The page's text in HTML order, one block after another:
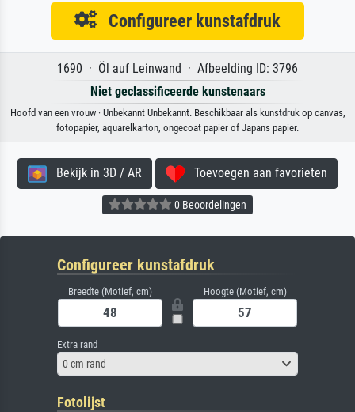
Configureer kunstafdruk
1690 · Öl auf Leinwand · Afbeelding ID: 3796
Niet geclassificeerde kunstenaars
Hoofd van een vrouw · Unbekannt Unbekannt. Beschikbaar als kunstdruk op canvas,
fotopapier, aquarelkarton, ongecoat papier of Japans papier.
Bekijk in 3D / AR Toevoegen aan favorieten
0 Beoordelingen
Configureer kunstafdruk
Breedte (Motief, cm) Hoogte (Motief, cm)
Extra rand
0 cm rand
Fotolijst